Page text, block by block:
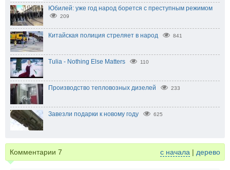
Юбилей: уже год народ борется с преступным режимом
209
Китайская полиция стреляет в народ 841
Tulia - Nothing Else Matters 110
Производство тепловозных дизелей 233
Завезли подарки к новому году 625
Комментарии 7 с начала | дерево